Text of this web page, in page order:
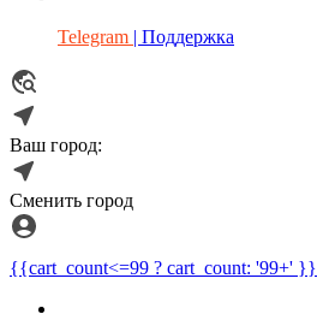
Telegram | Поддержка
Ваш город:
Сменить город
{{cart_count<=99 ? cart_count: '99+' }}